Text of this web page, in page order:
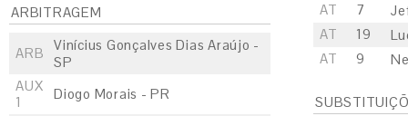
ARBITRAGEM
ARB
Vinícius Gonçalves Dias Araújo -
SP
AUX
1
Diogo Morais - PR
AT
7
AT
19
AT
9